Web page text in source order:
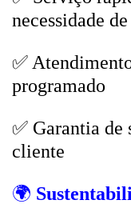
necessidade
✅
programado
✅ Garantia de
cliente
🌍